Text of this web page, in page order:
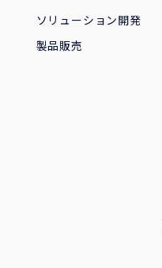
ソリューション開発
製品販売